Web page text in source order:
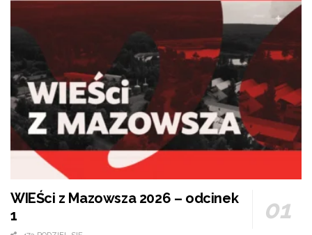
WIEŚci z Mazowsza 2026 – odcinek
1